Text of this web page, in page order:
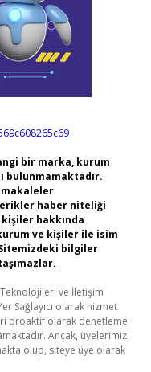
bir marka, kurum
bulunmamaktadır.
makaleler
haber niteliği
hakkında
ve kişiler ile isim
bilgiler
Teknolojileri ve İletişim
Sağlayıcı olarak hizmet
proaktif olarak denetleme
Ancak, üyelerimiz
olup, siteye üye olarak